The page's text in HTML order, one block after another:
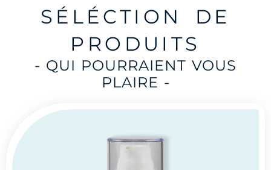
SÉLÉCTION DE
PRODUITS
- QUI POURRAIENT VOUS
PLAIRE -